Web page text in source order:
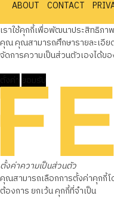
ABOUT CONTACT
เราใช้คุกกี้เพื่อพัฒนาประสิทธิภา
คุณ คุณสามารถศึกษารายละเอีย
จัดการความเป็นส่วนตัวเองได้ข
ตั้งค่าความเป็นส่วนตัว
คุณสามารถเลือกการตั้งค่าคุกกี้โ
ต้องการ ยกเว้น คุกกี้ที่จำเป็น